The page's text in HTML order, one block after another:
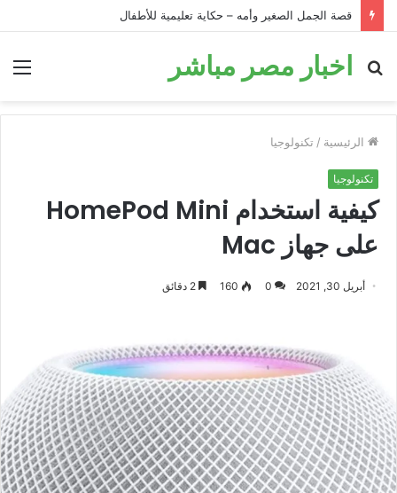
قصة الجمل الصغير وأمه – حكاية تعليمية للأطفال
اخبار مصر مباشر
بحث
الرئيسية / تكنولوجيا
تكنولوجيا
كيفية استخدام HomePod Mini
على جهاز Mac
أبريل 30, 2021 0
160